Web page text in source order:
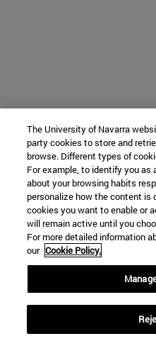
The University of Navarra
party cookies to store and
browse. Different types of
For example, to identify you as
about your browsing habits
personalize how the content is
cookies you want to enable or
will remain active until you
For more detailed information
our Cookie Policy.